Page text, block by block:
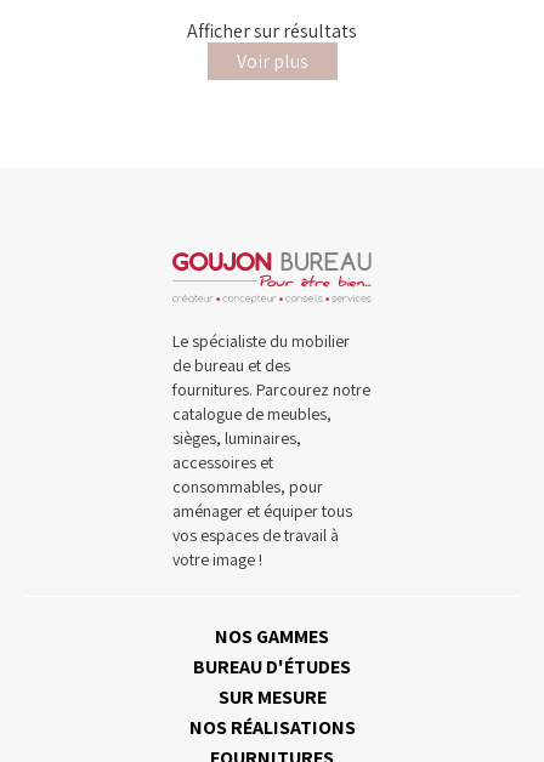
Affichersurrésultats
Voir plus
Le spécialiste du mobilier
de bureau et des
fournitures. Parcourez notre
catalogue de meubles,
sièges, luminaires,
accessoires et
consommables, pour
aménager et équiper tous
vos espaces de travail à
votre image !
NOS GAMMES
BUREAU D'ÉTUDES
SUR MESURE
NOS RÉALISATIONS